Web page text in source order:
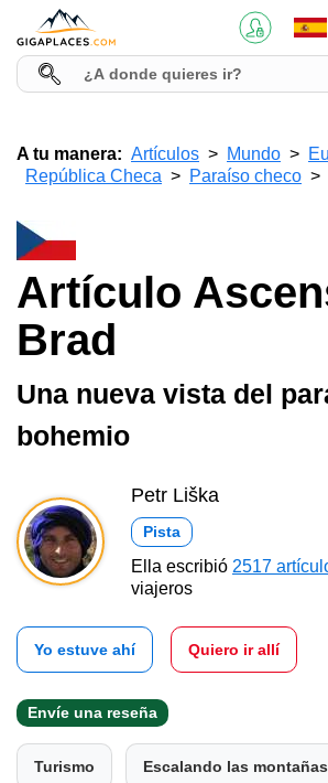
A tu manera: Artículos Mundo
República Checa
Paraíso checo
Artículo
Brad
Una nueva vista del
bohemio
Petr Liška
Pista
Ella escribió 2517
viajeros
Yo estuve ahí Quiero ir allí
Envíe una reseña
Turismo Escalando las montañas